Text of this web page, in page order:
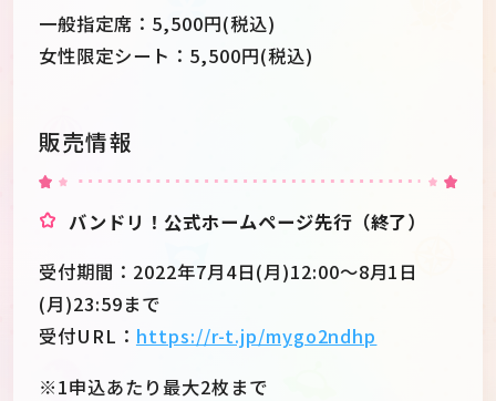
一般指定席：5,500円(税込)
女性限定シート：5,500円(税込)
販売情報
バンドリ！公式ホームページ先行（終了）
受付期間：2022年7月4日(月)12:00～8月1日
(月)23:59まで
受付URL： https://r-t.jp/mygo2ndhp
※1申込あたり最大2枚まで